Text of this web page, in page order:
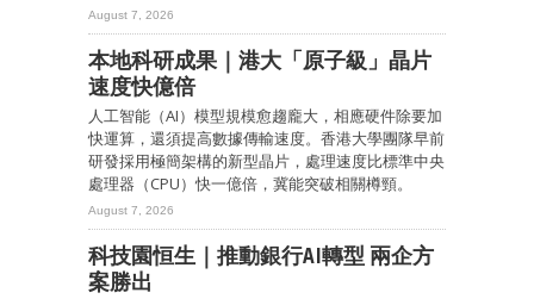
August 7, 2026
本地科研成果｜港大「原子級」晶片
速度快億倍
人工智能（AI）模型規模愈趨龐大，相應硬件除要加
快運算，還須提高數據傳輸速度。香港大學團隊早前
研發採用極簡架構的新型晶片，處理速度比標準中央
處理器（CPU）快一億倍，冀能突破相關樽頸。
August 7, 2026
科技園恒生｜推動銀行AI轉型 兩企方
案勝出